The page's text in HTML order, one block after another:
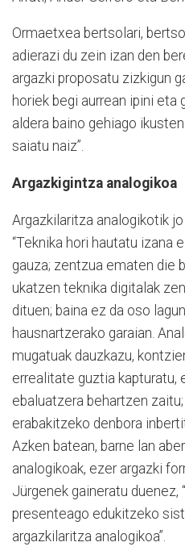
Ormaetxea bertsolari,
adierazi du zein izan den
argazki proposatu zizkigun
horiek begi aurrean ipini eta
aldera baino gehiago
saiatu naiz”.
Argazkigintza analogikoa
Argazkilaritza analogikotik
“Teknika hori hautatu izana
gauza; zentzua ematen die
ukatzen teknika digitalak
dituen; baina ez da oso
hausnartzerako garaian.
mugatuak dauzkazu,
errealitate guztia kapturatu,
ebaluatzera behartzen
erabakitzeko denbora
Azken batean, barne lan
analogikoak, ezer argazki
Jürgenek gaineratu
presenteago edukitzeko
argazkilaritza analogikoa”.